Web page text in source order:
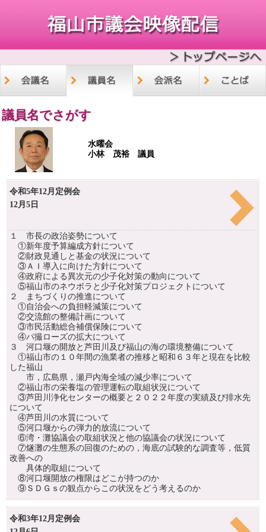
議員名でさがす
水曜会
小林 茂裕 議員
令和5年12月定例会
12月5日
１ 市長の政治姿勢について
①新年度予算編成方針について
②財政見通しと基金の状況について
③ＡＩ導入に向けた方針について
④政府による異次元の少子化対策の動向について
⑤福山市のネウボラと少子化対策プロジェクトについて
２ まちづくりの推進について
①自治会への負担軽減策について
②交流館の整備計画について
③市民活動総合補償保険について
④パ撮ローズの拡大について
３ 河口堰の開放と芦田川及び福山の海の環境整備について
①福山市の１０年間の漁業者の推移と昭和６３年と現在を比較
した福山
市，広島県，瀬戸内海全域の減少率について
②福山市の栄養塩の管理運転の取組状況について
③芦田川浄化センターの概要と２０２２年度の実績及び排水先
について
④芦田川の水質について
⑤河口堰からの弾力的放流について
⑥湾・灘協議会の取組状況と他の協議会の状況について
⑦燧灘の生態系の回復のための，海底の試験的な調査等，低質
改善への
具体的取組について
⑧河口堰開放の権限はどこが持つのか
⑨ＳＤＧｓの観点からこの状況をどう考えるのか
令和3年12月定例会